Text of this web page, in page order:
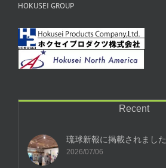
HOKUSEI GROUP
Recent
琉球新報に掲載されました
2026/07/06